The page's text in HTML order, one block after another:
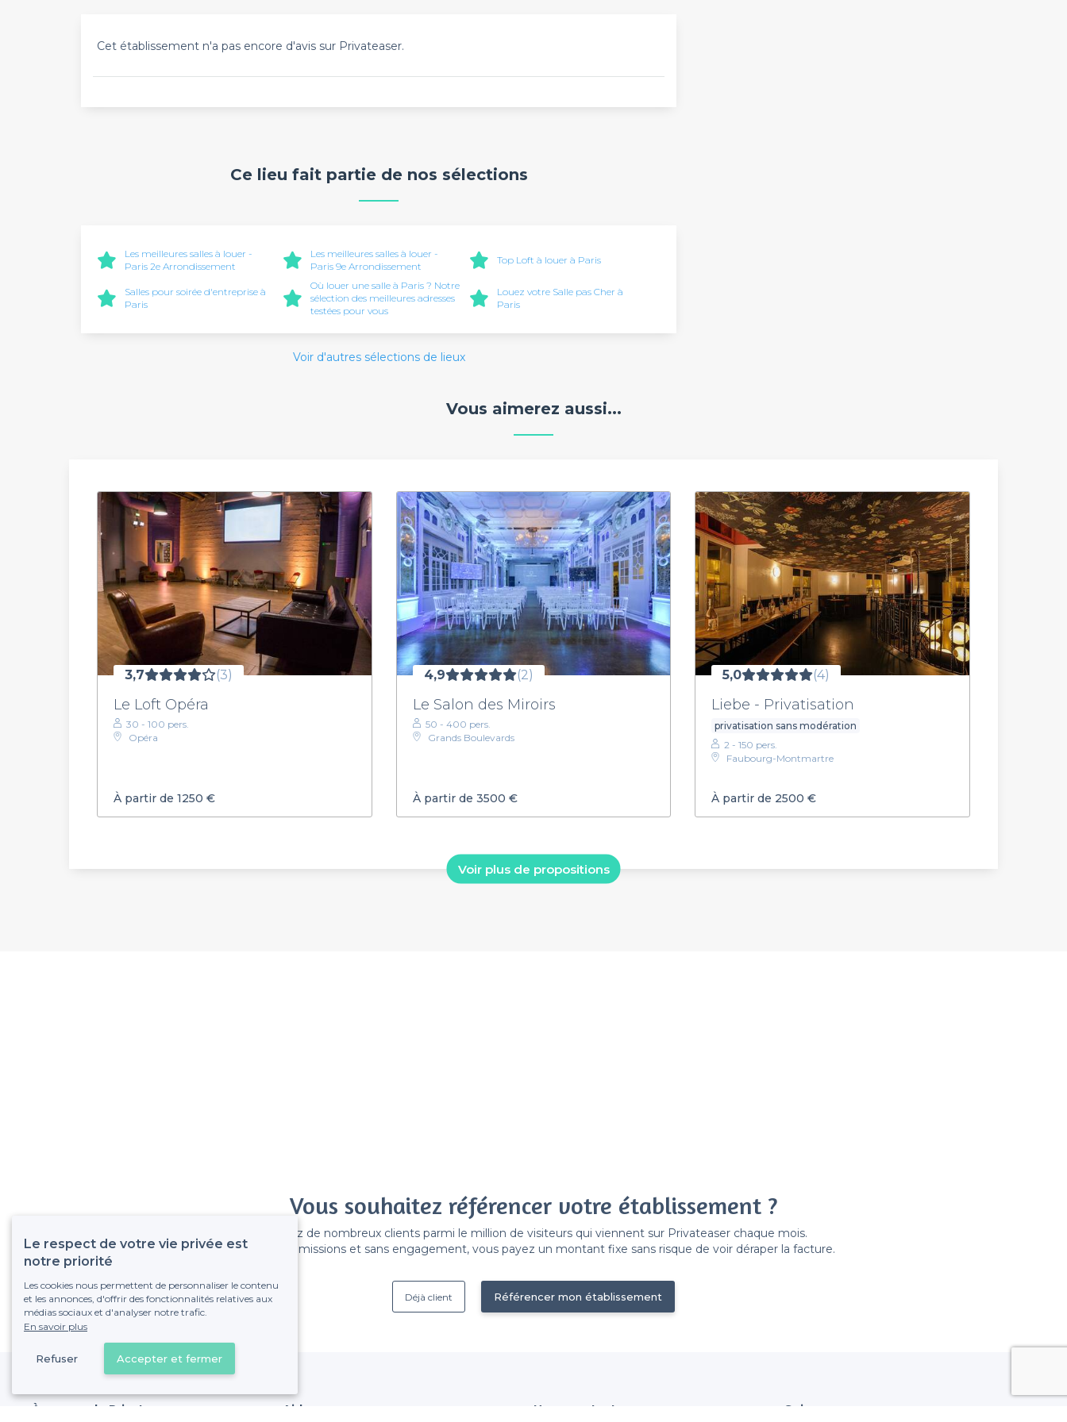
Cet établissement n'a pas encore d'avis sur Privateaser.
Ce lieu fait partie de nos sélections
Les meilleures salles à louer -
Paris 2e Arrondissement
Les meilleures salles à louer -
Paris 9e Arrondissement
Top Loft à louer à Paris
Salles pour soirée d'entreprise à
Paris
Où louer une salle à Paris ? Notre
sélection des meilleures adresses
testées pour vous
Louez votre Salle pas Cher à
Paris
Voir d'autres sélections de lieux
Vous aimerez aussi...
3,7 (3)
Le Loft Opéra
30 - 100 pers.
Opéra
À partir de 1250 €
4,9 (2)
Le Salon des Miroirs
50 - 400 pers.
Grands Boulevards
À partir de 3500 €
5,0 (4)
Liebe - Privatisation
privatisation sans modération
2 - 150 pers.
Faubourg-Montmartre
À partir de 2500 €
Voir plus de propositions
Vous souhaitez référencer votre établissement ?
Gagnez de nombreux clients parmi le million de visiteurs qui viennent sur Privateaser chaque mois.
Pas de commissions et sans engagement, vous payez un montant fixe sans risque de voir déraper la facture.
Référencer mon établissement
Déjà client
À propos de Privateaser Aide Nous contacter Suivez nous
Le respect de votre vie privée est
notre priorité
Les cookies nous permettent de personnaliser le contenu
et les annonces, d'offrir des fonctionnalités relatives aux
médias sociaux et d'analyser notre trafic.
En savoir plus
Refuser Accepter et fermer